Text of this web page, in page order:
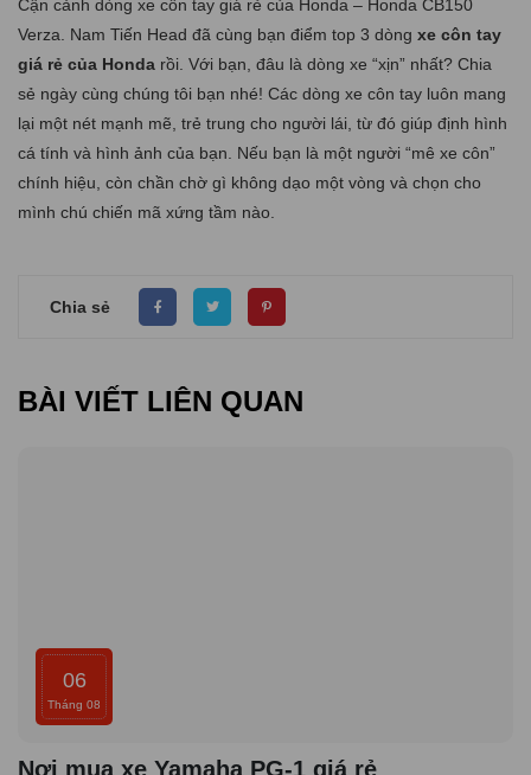
Cận cảnh dòng xe côn tay giá rẻ của Honda – Honda CB150
Verza . Nam Tiến Head đã cùng bạn điểm top 3 dòng xe côn tay
giá rẻ của Honda rồi. Với bạn, đâu là dòng xe “xịn” nhất? Chia
sẻ ngày cùng chúng tôi bạn nhé! Các dòng xe côn tay luôn mang
lại một nét mạnh mẽ, trẻ trung cho người lái, từ đó giúp định hình
cá tính và hình ảnh của bạn. Nếu bạn là một người “mê xe côn”
chính hiệu, còn chần chờ gì không dạo một vòng và chọn cho
mình chú chiến mã xứng tầm nào.
Chia sẻ
BÀI VIẾT LIÊN QUAN
06
Tháng 08
Nơi mua xe Yamaha PG-1 giá rẻ